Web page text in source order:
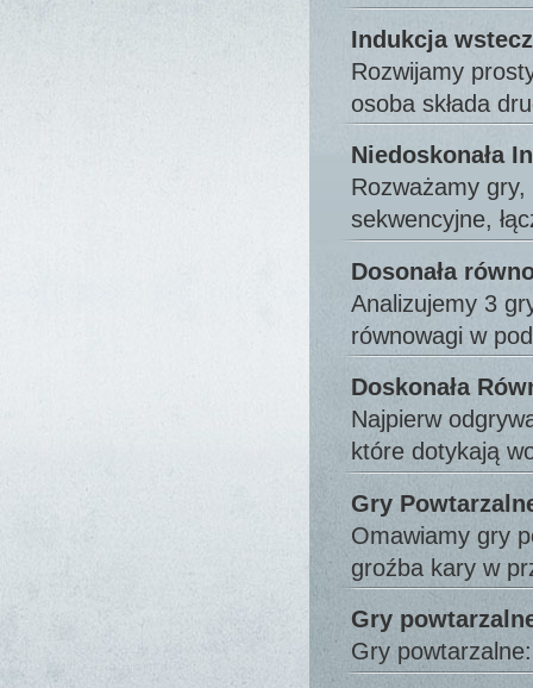
Indukcja
Rozwijamy
osoba składa
Niedoskonała
Rozważamy
sekwencyjne,
Dosonała
Analizujemy 3
równowagi w
Doskonała
Najpierw
które dotykają
Gry
Omawiamy gry
groźba kary w
Gry
Gry